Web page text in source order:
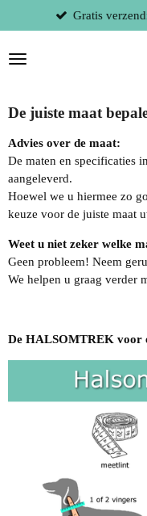
direct
naar
de
De juiste maat
Advies over de maat:
De maten en specificaties
aangeleverd.
Hoewel we u hiermee zo
keuze voor de juiste maat
Weet u niet zeker welke
Geen probleem! Neem
We helpen u graag verder
De HALSOMTREK voor